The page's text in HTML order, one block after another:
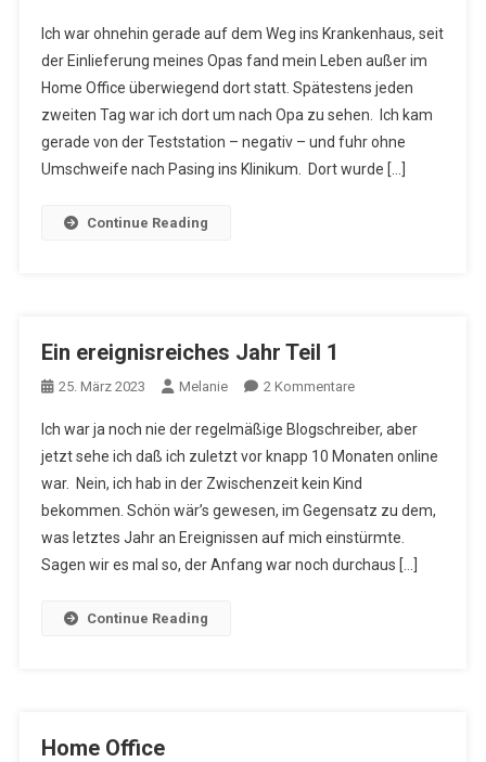
Ereignisreiches
Jahr
–
Teil
2
Ich war ohnehin gerade auf dem Weg ins Krankenhaus, seit
der Einlieferung meines Opas fand mein Leben außer im
Home Office überwiegend dort statt. Spätestens jeden
zweiten Tag war ich dort um nach Opa zu sehen. Ich kam
gerade von der Teststation – negativ – und fuhr ohne
Umschweife nach Pasing ins Klinikum. Dort wurde […]
Continue Reading
Ein ereignisreiches Jahr Teil 1
25. März 2023 Melanie 2 KommentareZu
Ereignisreiches
Jahr
Teil
1
Ich war ja noch nie der regelmäßige Blogschreiber, aber
jetzt sehe ich daß ich zuletzt vor knapp 10 Monaten online
war. Nein, ich hab in der Zwischenzeit kein Kind
bekommen. Schön wär’s gewesen, im Gegensatz zu dem,
was letztes Jahr an Ereignissen auf mich einstürmte.
Sagen wir es mal so, der Anfang war noch durchaus […]
Continue Reading
Home Office